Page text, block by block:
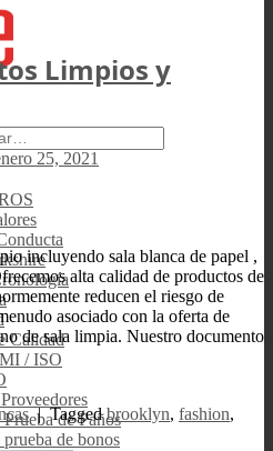
Calidad
/ ISO
de Paños
de bonos
Limpios y
25, 2021
incluyendo sala blanca de papel ,
alta calidad de productos de
reducen el riesgo de
asociado con la oferta de
de sala limpia. Nuestro documento
| Taggedbrooklyn, fashion,